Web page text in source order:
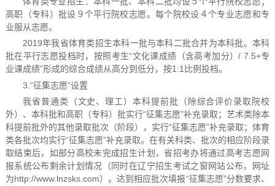
高职（专科）批设９个平行院校志愿。每个院校设４个专业志愿和专
业服从志愿。
2019年我省体育类招生本科一批与本科二批合并为本科批。本科
批在平行志愿投档时，按照考生“文化课成绩（含高考加分）/ 7.5+专
业课成绩”形成的综合成绩从高分到低分，按1:1比例投档。
3.“征集志愿”设置
我省普通类（文史、理工）本科提前批（除综合评价录取院校
外）、本科批和高职（专科）批实行“征集志愿”补充录取；艺术类除本
科提前批外的其他录取批次（阶段），实行“征集志愿”补充录取；体育
类各批次均实行“征集志愿”补充录取。在有关科类、批次的相应阶段录
取结束后，如部分高校未完成招生计划，省招考办将通过高考志愿网
报系统公布剩余计划情况（同时在辽宁招生考试之窗网站公布，网址
为http://www.lnzsks.com）。达到相应批次填报“征集志愿”分数要求、